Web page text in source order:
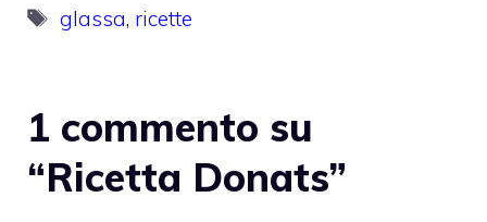
Tag
glassa, ricette
1 commento su
“Ricetta Donats”